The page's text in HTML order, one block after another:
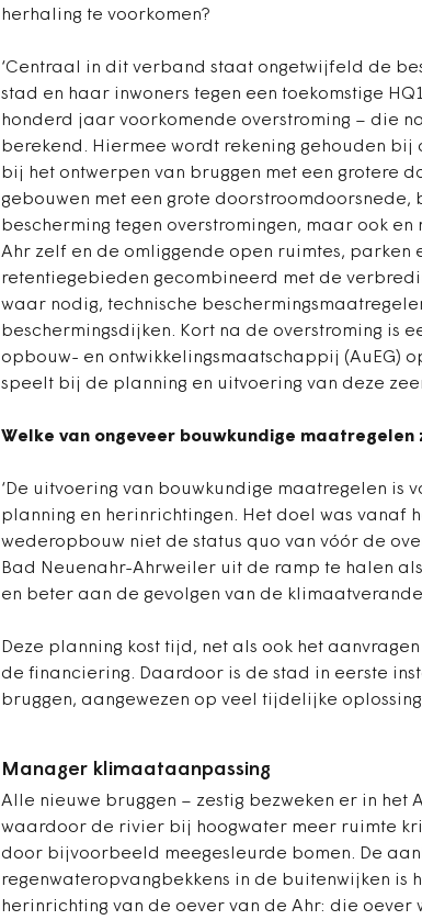
herhaling te voorkomen?
‘Centraal in dit verband staat ongetwijfeld de
stad en haar inwoners tegen een toekomstige
honderd jaar voorkomende overstroming – die
berekend. Hiermee wordt rekening gehouden
bij het ontwerpen van bruggen met een grotere
gebouwen met een grote doorstroomdoorsnede,
bescherming tegen overstromingen, maar ook
Ahr zelf en de omliggende open ruimtes, parken
retentiegebieden gecombineerd met de
waar nodig, technische
beschermingsdijken. Kort na de overstroming is
opbouw- en ontwikkelingsmaatschappij (AuEG)
speelt bij de planning en uitvoering van deze
Welke van ongeveer bouwkundige maatregelen
‘De uitvoering van bouwkundige maatregelen is
planning en herinrichtingen. Het doel was vanaf
wederopbouw niet de status quo van vóór de
Bad Neuenahr-Ahrweiler uit de ramp te halen
en beter aan de gevolgen van de
Deze planning kost tijd, net als ook het
de financiering. Daardoor is de stad in eerste
bruggen, aangewezen op veel tijdelijke
Manager klimaataanpassing
Alle nieuwe bruggen – zestig bezweken er in het
waardoor de rivier bij hoogwater meer ruimte
door bijvoorbeeld meegesleurde bomen. De
regenwateropvangbekkens in de buitenwijken is
herinrichting van de oever van de Ahr: die oever